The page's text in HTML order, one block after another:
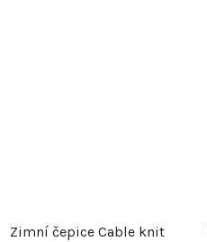
Zimní čepice Cable knit